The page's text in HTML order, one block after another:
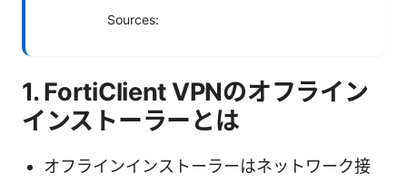
Sources:
1. FortiClient VPNのオフライン
インストーラーとは
オフラインインストーラーはネットワーク接